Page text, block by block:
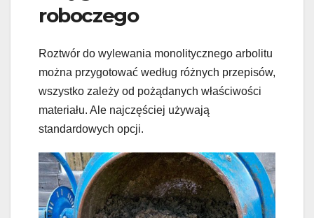
roboczego
Roztwór do wylewania monolitycznego arbolitu
można przygotować według różnych przepisów,
wszystko zależy od pożądanych właściwości
materiału. Ale najczęściej używają
standardowych opcji.